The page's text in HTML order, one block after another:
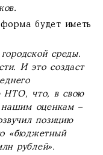
будет иметь
среды.
И это создаст
НТО, что, в свою
нашим оценкам –
позицию
«бюджетный
рублей».